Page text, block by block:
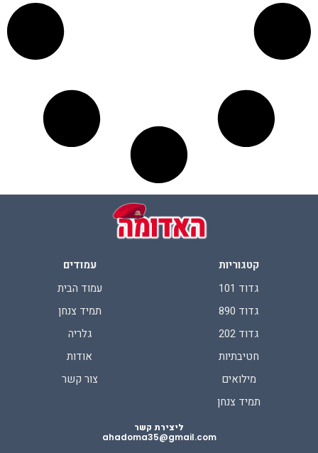
קטגוריות
גדוד 101
גדוד 890
גדוד 202
חטיבתיות
מילואים
תמיד צנחן
עמודים
עמוד הבית
תמיד צנחן
גלריה
אודות
צור קשר
ליצירת קשר
ahadoma35@gmail.com